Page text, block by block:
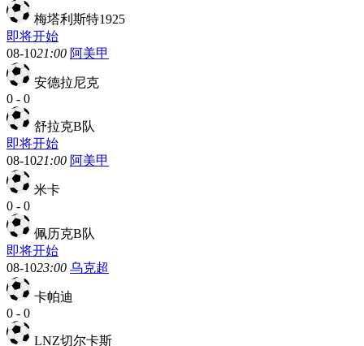
梅塔利斯特1925
即将开始
08-1021:00 阿美甲
安德拉尼克
0 - 0
舒拉克B队
即将开始
08-1021:00 阿美甲
米卡
0 - 0
佩历克B队
即将开始
08-1023:00 乌克超
卡帕迪
0 - 0
LNZ切尔卡斯